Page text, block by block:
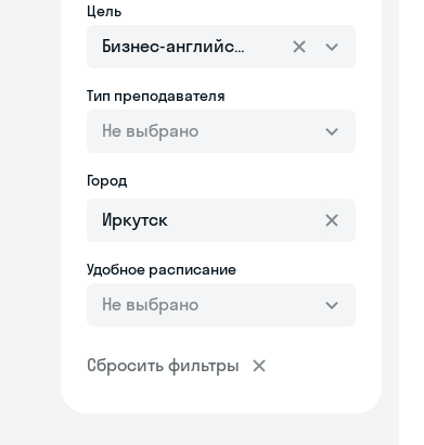
Цель
Бизнес-английский
Тип преподавателя
Не выбрано
Город
Удобное расписание
Не выбрано
Сбросить фильтры